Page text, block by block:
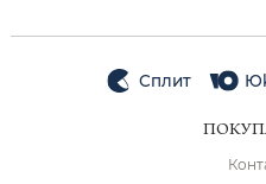
Сплит